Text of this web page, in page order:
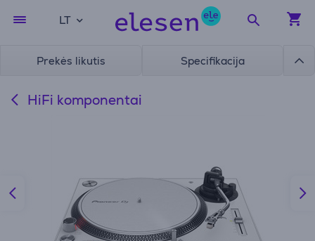
LT
Prekės likutis Specifikacija
HiFi komponentai